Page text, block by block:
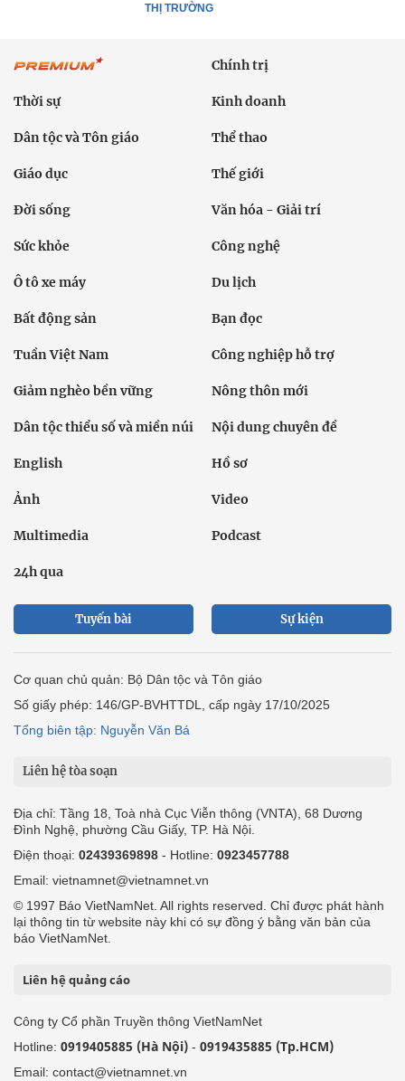
THỊ TRƯỜNG
Chính trị
Thời sự Kinh doanh
Dân tộc và Tôn giáo Thể thao
Giáo dục Thế giới
Đời sống Văn hóa - Giải trí
Sức khỏe Công nghệ
Ô tô xe máy Du lịch
Bất động sản Bạn đọc
Tuần Việt Nam Công nghiệp hỗ trợ
Giảm nghèo bền vững Nông thôn mới
Dân tộc thiểu số và miền núi Nội dung chuyên đề
English Hồ sơ
Ảnh Video
Multimedia Podcast
24h qua
Tuyến bài Sự kiện
Cơ quan chủ quản: Bộ Dân tộc và Tôn giáo
Số giấy phép: 146/GP-BVHTTDL, cấp ngày 17/10/2025
Tổng biên tập: Nguyễn Văn Bá
Liên hệ tòa soạn
Địa chỉ: Tầng 18, Toà nhà Cục Viễn thông (VNTA), 68 Dương
Đình Nghệ, phường Cầu Giấy, TP. Hà Nội.
Điện thoại: 02439369898 - Hotline: 0923457788
Email: vietnamnet@vietnamnet.vn
© 1997 Báo VietNamNet. All rights reserved. Chỉ được phát hành
lại thông tin từ website này khi có sự đồng ý bằng văn bản của
báo VietNamNet.
Liên hệ quảng cáo
Công ty Cổ phần Truyền thông VietNamNet
Hotline: 0919405885 (Hà Nội) - 0919435885 (Tp.HCM)
Email: contact@vietnamnet.vn